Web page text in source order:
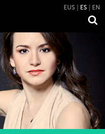
EUS ES EN